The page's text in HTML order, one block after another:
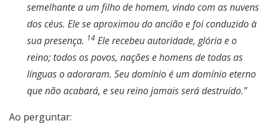
semelhante a um filho de homem, vindo com as nuvens
dos céus. Ele se aproximou do ancião e foi conduzido à
sua presença. 14 Ele recebeu autoridade, glória e o
reino; todos os povos, nações e homens de todas as
línguas o adoraram. Seu domínio é um domínio eterno
que não acabará, e seu reino jamais será destruído.”
Ao perguntar: